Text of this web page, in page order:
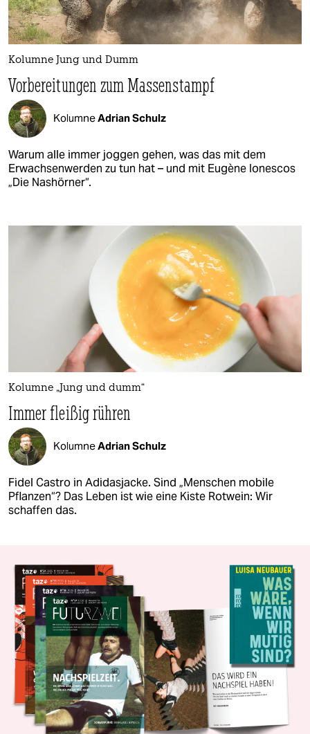
Kolumne Jung und Dumm
Vorbereitungen zum Massenstampf
KolumneAdrian Schulz
Warum alle immer joggen gehen, was das mit dem
Erwachsenwerden zu tun hat – und mit Eugène Ionescos
„Die Nashörner“.
Kolumne „Jung und dumm“
Immer fleißig rühren
KolumneAdrian Schulz
Fidel Castro in Adidasjacke. Sind „Menschen mobile
Pflanzen“? Das Leben ist wie eine Kiste Rotwein: Wir
schaffen das.